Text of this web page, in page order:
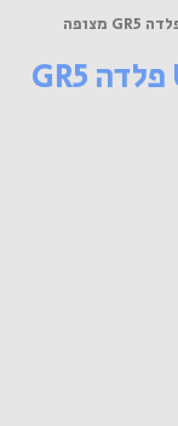
משושה UNC 1/2-13X3/4 פלדה GR5